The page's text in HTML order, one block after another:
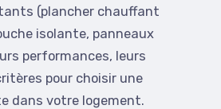
(plancher chauffant
isolante, panneaux
performances, leurs
pour choisir une
dans votre logement.